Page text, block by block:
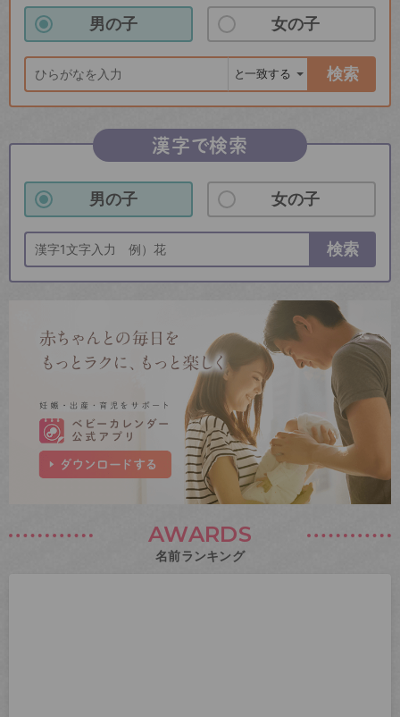
男の子 女の子
検索
漢字で検索
男の子 女の子
検索
AWARDS
名前ランキング